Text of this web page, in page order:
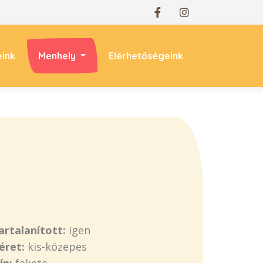
Menhely Elérhetőségeink
igen
kis-közepes